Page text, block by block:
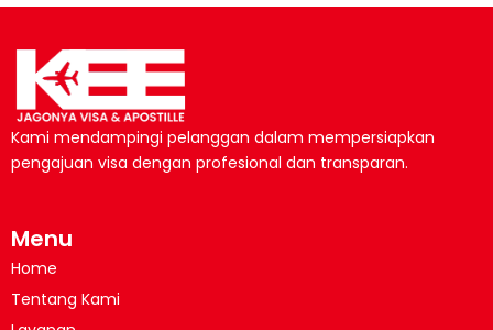
Kami mendampingi pelanggan dalam mempersiapkan
pengajuan visa dengan profesional dan transparan.
Menu
Home
Tentang Kami